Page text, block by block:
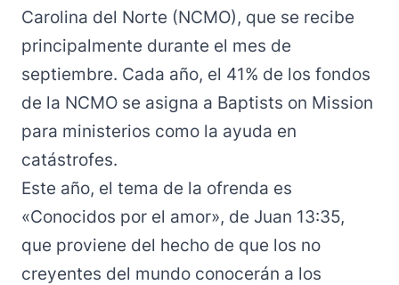
Carolina del Norte (NCMO), que se recibe
principalmente durante el mes de
septiembre. Cada año, el 41% de los fondos
de la NCMO se asigna a Baptists on Mission
para ministerios como la ayuda en
catástrofes.
Este año, el tema de la ofrenda es
«Conocidos por el amor», de Juan 13:35,
que proviene del hecho de que los no
creyentes del mundo conocerán a los